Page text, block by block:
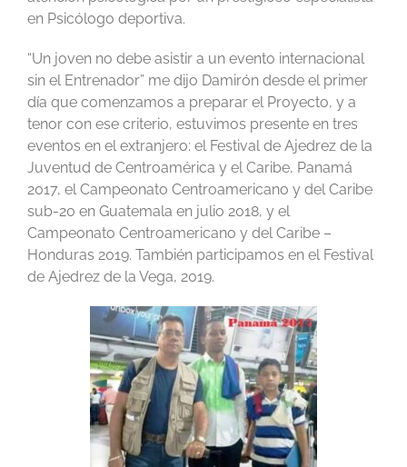
en Psicólogo deportiva.
“Un joven no debe asistir a un evento internacional
sin el Entrenador” me dijo Damirón desde el primer
día que comenzamos a preparar el Proyecto, y a
tenor con ese criterio, estuvimos presente en tres
eventos en el extranjero: el Festival de Ajedrez de la
Juventud de Centroamérica y el Caribe, Panamá
2017, el Campeonato Centroamericano y del Caribe
sub-20 en Guatemala en julio 2018, y el
Campeonato Centroamericano y del Caribe –
Honduras 2019. También participamos en el Festival
de Ajedrez de la Vega, 2019.